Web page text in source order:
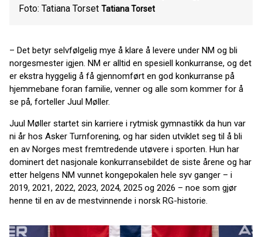
Foto: Tatiana Torset Tatiana Torset
– Det betyr selvfølgelig mye å klare å levere under NM og bli
norgesmester igjen. NM er alltid en spesiell konkurranse, og det
er ekstra hyggelig å få gjennomført en god konkurranse på
hjemmebane foran familie, venner og alle som kommer for å
se på, forteller Juul Møller.
Juul Møller startet sin karriere i rytmisk gymnastikk da hun var
ni år hos Asker Turnforening, og har siden utviklet seg til å bli
en av Norges mest fremtredende utøvere i sporten. Hun har
dominert det nasjonale konkurransebildet de siste årene og har
etter helgens NM vunnet kongepokalen hele syv ganger – i
2019, 2021, 2022, 2023, 2024, 2025 og 2026 – noe som gjør
henne til en av de mestvinnende i norsk RG-historie.